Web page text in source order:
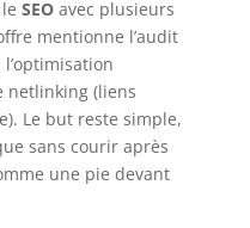
SEOavec plusieurs
mentionne l’audit
netlinking (liens
Le but reste simple,
sans courir après
une pie devant